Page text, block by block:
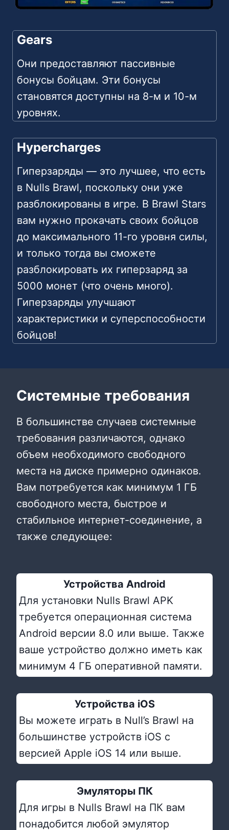
Gears
Они предоставляют пассивные
бонусы бойцам. Эти бонусы
становятся доступны на 8-м и 10-м
уровнях.
Hypercharges
Гиперзаряды — это лучшее, что есть
в Nulls Brawl, поскольку они уже
разблокированы в игре. В Brawl Stars
вам нужно прокачать своих бойцов
до максимального 11-го уровня силы,
и только тогда вы сможете
разблокировать их гиперзаряд за
5000 монет (что очень много).
Гиперзаряды улучшают
характеристики и суперспособности
бойцов!
Системные требования
В большинстве случаев системные
требования различаются, однако
объем необходимого свободного
места на диске примерно одинаков.
Вам потребуется как минимум 1 ГБ
свободного места, быстрое и
стабильное интернет-соединение, а
также следующее:
Устройства Android
Для установки Nulls Brawl APK
требуется операционная система
Android версии 8.0 или выше. Также
ваше устройство должно иметь как
минимум 4 ГБ оперативной памяти.
Устройства iOS
Вы можете играть в Null’s Brawl на
большинстве устройств iOS с
версией Apple iOS 14 или выше.
Эмуляторы ПК
Для игры в Nulls Brawl на ПК вам
понадобится любой эмулятор